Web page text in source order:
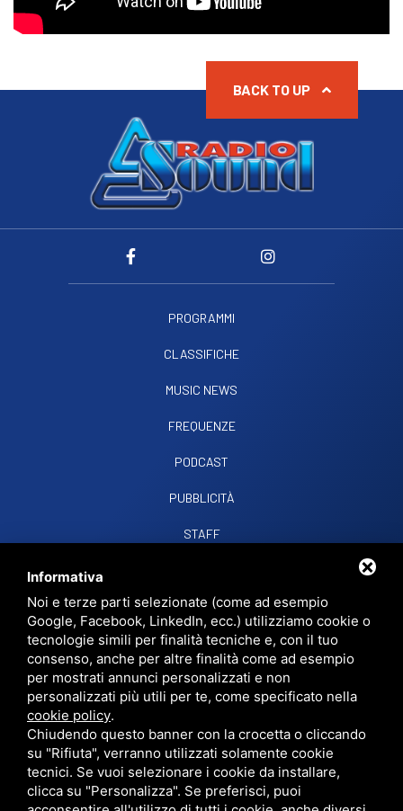
PROGRAMMI
CLASSIFICHE
MUSIC NEWS
FREQUENZE
PODCAST
PUBBLICITÀ
STAFF
RADIO SOUND SNCVIALE PAPA GIOVANNI XXIII, 39, 44021 CODIGORO FE
D.L. 34/2019 EROG. PUBBLICHE
PRIVACY•SITEMAP• QUESTO SITO È PROTETTO DA GOOGLE RECAPTCHA
V3,PRIVACY POLICYETERMS OF SERVICEDI GOOGLE.
BACK TO UP
Informativa
Noi e terze parti selezionate (come ad esempio
Google, Facebook, LinkedIn, ecc.) utilizziamo cookie o
tecnologie simili per finalità tecniche e, con il tuo
consenso, anche per altre finalità come ad esempio
per mostrati annunci personalizzati e non
personalizzati più utili per te, come specificato nella
cookie policy.
Chiudendo questo banner con la crocetta o cliccando
su "Rifiuta", verranno utilizzati solamente cookie
tecnici. Se vuoi selezionare i cookie da installare,
clicca su "Personalizza". Se preferisci, puoi